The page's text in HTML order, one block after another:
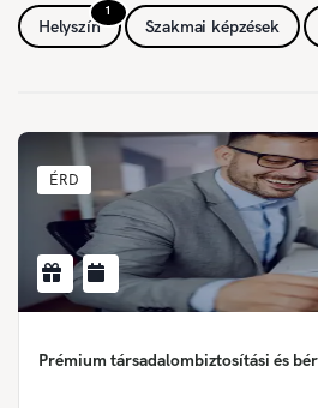
1
Helyszín Szakmai képzések
ÉRD
Prémium társadalombiztosítási és